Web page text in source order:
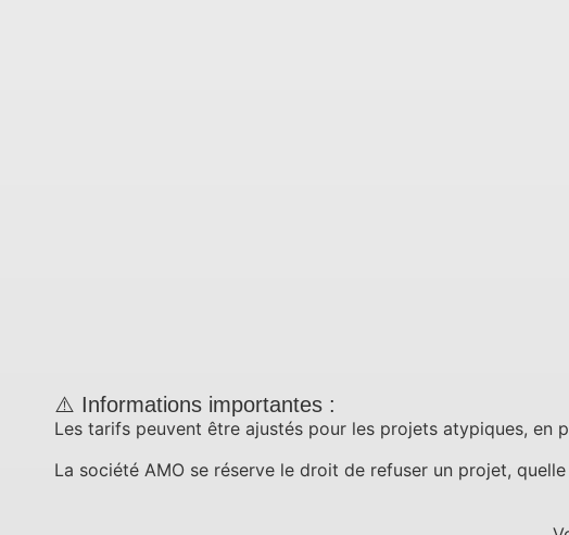
⚠️ Informations importantes :
Les tarifs peuvent être ajustés pour les projets atypiques, en
La société AMO se réserve le droit de refuser un projet,